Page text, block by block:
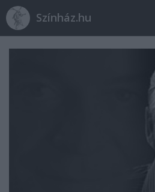
Színház.hu